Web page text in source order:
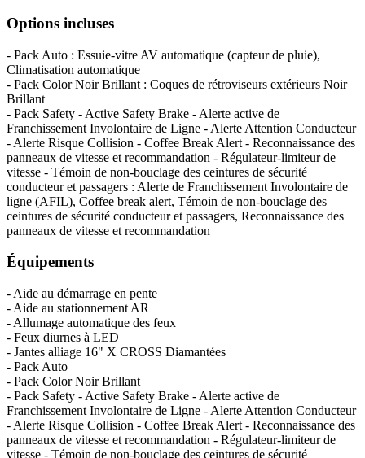
Options incluses
- Pack Auto : Essuie-vitre AV automatique (capteur de pluie),
Climatisation automatique
- Pack Color Noir Brillant : Coques de rétroviseurs extérieurs Noir
Brillant
- Pack Safety - Active Safety Brake - Alerte active de
Franchissement Involontaire de Ligne - Alerte Attention Conducteur
- Alerte Risque Collision - Coffee Break Alert - Reconnaissance des
panneaux de vitesse et recommandation - Régulateur-limiteur de
vitesse - Témoin de non-bouclage des ceintures de sécurité
conducteur et passagers : Alerte de Franchissement Involontaire de
ligne (AFIL), Coffee break alert, Témoin de non-bouclage des
ceintures de sécurité conducteur et passagers, Reconnaissance des
panneaux de vitesse et recommandation
Équipements
- Aide au démarrage en pente
- Aide au stationnement AR
- Allumage automatique des feux
- Feux diurnes à LED
- Jantes alliage 16" X CROSS Diamantées
- Pack Auto
- Pack Color Noir Brillant
- Pack Safety - Active Safety Brake - Alerte active de
Franchissement Involontaire de Ligne - Alerte Attention Conducteur
- Alerte Risque Collision - Coffee Break Alert - Reconnaissance des
panneaux de vitesse et recommandation - Régulateur-limiteur de
vitesse - Témoin de non-bouclage des ceintures de sécurité